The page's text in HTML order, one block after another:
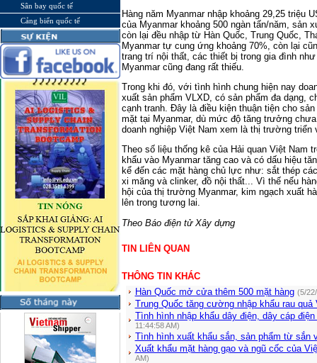
Sân bay quốc tế
Cảng biển quốc tế
Hàng năm Myanmar nhập khoảng 29,25 triệu
của Myanmar khoảng 500 ngàn tấn/năm, sản
còn lại đều nhập từ Hàn Quốc, Trung Quốc,
Myanmar tự cung ứng khoảng 70%, còn lại
trang trí nội thất, các thiết bị trong gia đình
Myanmar cũng đang rất thiếu.
Trong khi đó, với tình hình chung hiện nay
xuất sản phẩm VLXD, có sản phẩm đa dạng,
cạnh tranh. Đây là điều kiện thuận tiện cho
mặt tại Myanmar, dù mức độ tăng trưởng
doanh nghiệp Việt Nam xem là thị trường
Theo số liệu thống kê của Hải quan Việt Nam
khẩu vào Myanmar tăng cao và có dấu hiệu
kể đến các mặt hàng chủ lực như: sắt thép
xi măng và clinker, đồ nội thất... Vì thế nếu
hội của thị trường Myanmar, kim ngạch xuất
lên trong tương lai.
Theo Báo điện tử Xây dựng
TIN LIÊN QUAN
THÔNG TIN KHÁC
Hàn Quốc mở cửa thêm 500 mặt hàng (5/
Trung Quốc tăng cường nhập khẩu rau quả
Tình hình nhập khẩu dây điện, dây cáp
11:44:58 AM)
Tình hình xuất khẩu sắn, sản phẩm từ sắn
Xuất khẩu mặt hàng gạo và ngũ cốc của
AM)